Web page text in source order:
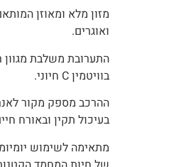
מזון מלא ומאוזן
ואוגרים.
התערובת משלבת מגוון
בוויטמין C חיוני.
ההרכב מספק מקור
בעיכול תקין ובאורח
מתאימה לשימוש